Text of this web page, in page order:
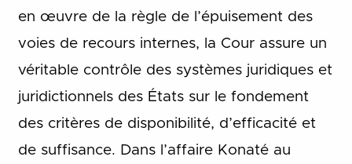
en œuvre de la règle de l’épuisement des
voies de recours internes, la Cour assure un
véritable contrôle des systèmes juridiques et
juridictionnels des États sur le fondement
des critères de disponibilité, d’efficacité et
de suffisance. Dans l’affaire Konaté au